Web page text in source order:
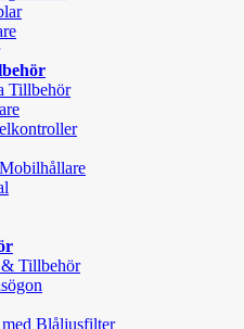
Tillbehör
Tillbehör
Blåljusfilter